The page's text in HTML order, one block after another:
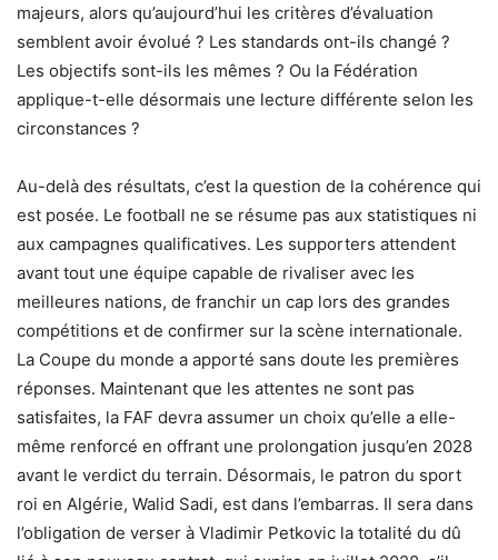
majeurs, alors qu’aujourd’hui les critères d’évaluation
semblent avoir évolué ? Les standards ont-ils changé ?
Les objectifs sont-ils les mêmes ? Ou la Fédération
applique-t-elle désormais une lecture différente selon les
circonstances ?
Au-delà des résultats, c’est la question de la cohérence qui
est posée. Le football ne se résume pas aux statistiques ni
aux campagnes qualificatives. Les supporters attendent
avant tout une équipe capable de rivaliser avec les
meilleures nations, de franchir un cap lors des grandes
compétitions et de confirmer sur la scène internationale.
La Coupe du monde a apporté sans doute les premières
réponses. Maintenant que les attentes ne sont pas
satisfaites, la FAF devra assumer un choix qu’elle a elle-
même renforcé en offrant une prolongation jusqu’en 2028
avant le verdict du terrain. Désormais, le patron du sport
roi en Algérie, Walid Sadi, est dans l’embarras. Il sera dans
l’obligation de verser à Vladimir Petkovic la totalité du dû